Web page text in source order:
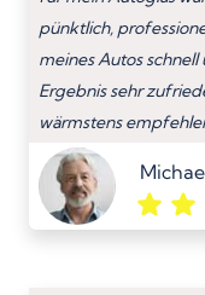
pünktlich,
meines Autos
Ergebnis sehr
wärmstens